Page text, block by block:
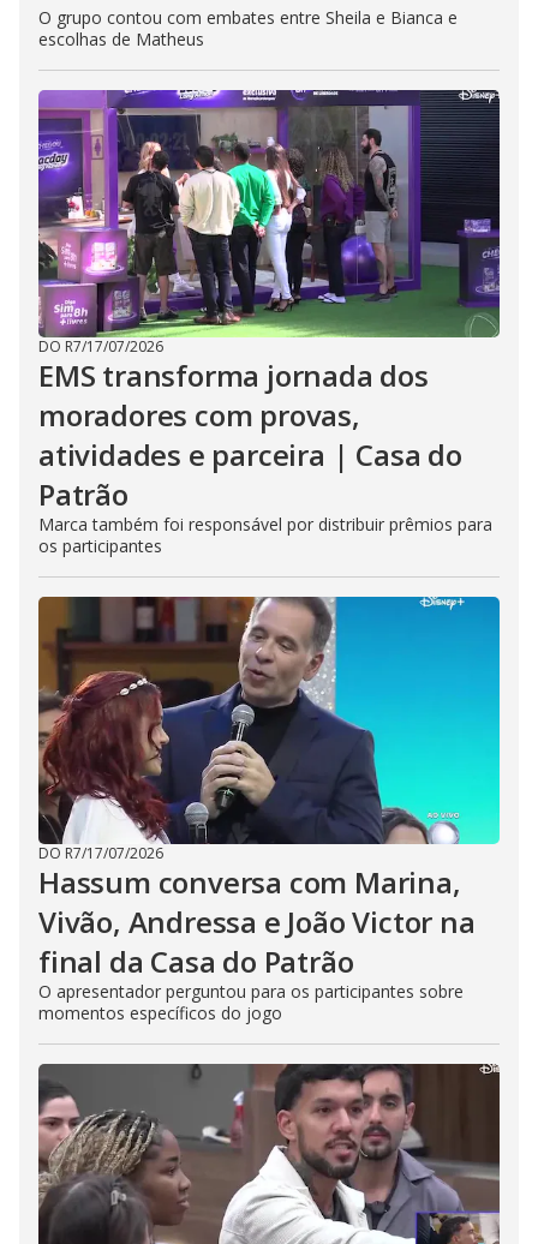
O grupo contou com embates entre Sheila e Bianca e
escolhas de Matheus
DO R7/17/07/2026
EMS transforma jornada dos
moradores com provas,
atividades e parceira | Casa do
Patrão
Marca também foi responsável por distribuir prêmios para
os participantes
DO R7/17/07/2026
Hassum conversa com Marina,
Vivão, Andressa e João Victor na
final da Casa do Patrão
O apresentador perguntou para os participantes sobre
momentos específicos do jogo